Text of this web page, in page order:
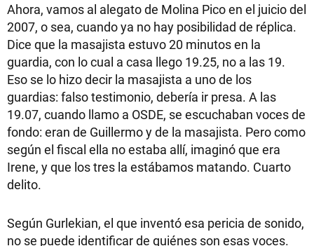
Ahora, vamos al alegato de Molina Pico en el juicio del
2007, o sea, cuando ya no hay posibilidad de réplica.
Dice que la masajista estuvo 20 minutos en la
guardia, con lo cual a casa llego 19.25, no a las 19.
Eso se lo hizo decir la masajista a uno de los
guardias: falso testimonio, debería ir presa. A las
19.07, cuando llamo a OSDE, se escuchaban voces de
fondo: eran de Guillermo y de la masajista. Pero como
según el fiscal ella no estaba allí, imaginó que era
Irene, y que los tres la estábamos matando. Cuarto
delito.
Según Gurlekian, el que inventó esa pericia de sonido,
no se puede identificar de quiénes son esas voces.